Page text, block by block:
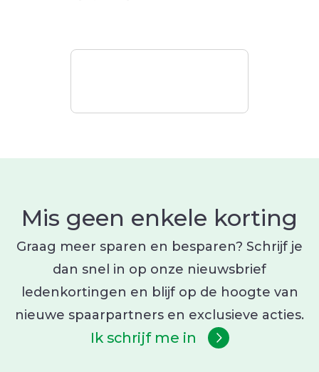
Mis geen enkele korting
Graag meer sparen en besparen? Schrijf je
dan snel in op onze nieuwsbrief
ledenkortingen en blijf op de hoogte van
nieuwe spaarpartners en exclusieve acties.
Ik schrijf me in